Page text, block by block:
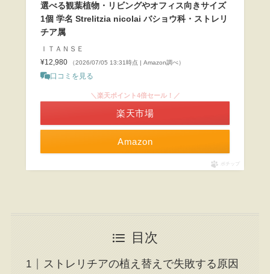
選べる観葉植物・リビングやオフィス向きサイズ
1個 学名 Strelitzia nicolai バショウ科・ストレリ
チア属
ＩＴＡＮＳＥ
¥12,980
（2026/07/05 13:31時点 | Amazon調べ）
口コミを見る
Amazon
＼楽天ポイント4倍セール！／
楽天市場
ポチップ
目次
ストレリチアの植え替えで失敗する原因